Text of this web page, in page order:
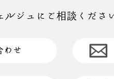
は、本規約の一部を構成します
れたものとみなされます。
ジュにご相談ください
せ